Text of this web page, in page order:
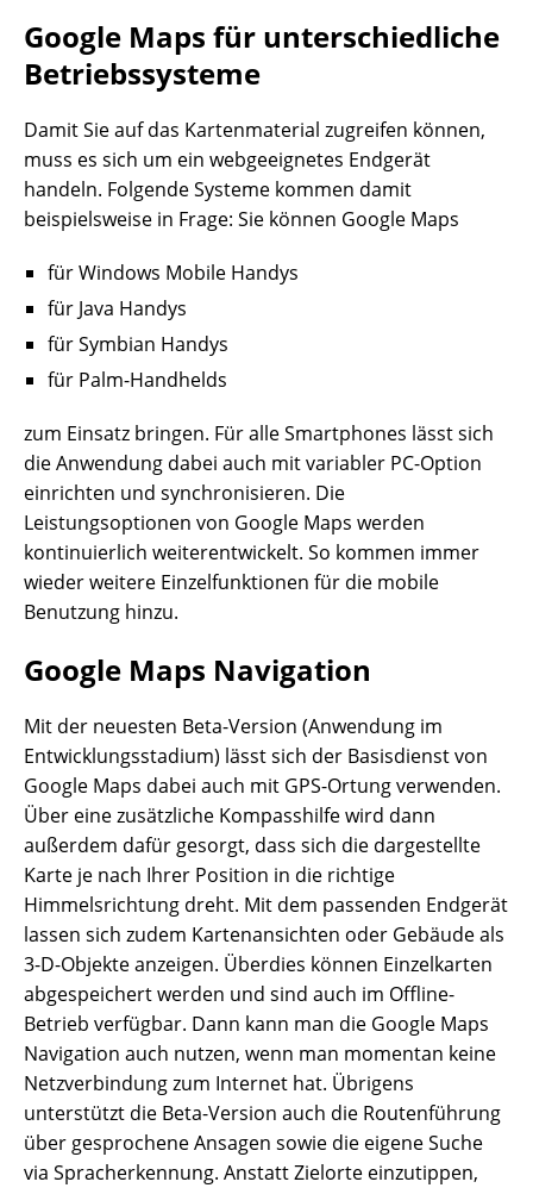
Google Maps für unterschiedliche
Betriebssysteme
Damit Sie auf das Kartenmaterial zugreifen können,
muss es sich um ein webgeeignetes Endgerät
handeln. Folgende Systeme kommen damit
beispielsweise in Frage: Sie können Google Maps
für Windows Mobile Handys
für Java Handys
für Symbian Handys
für Palm-Handhelds
zum Einsatz bringen. Für alle Smartphones lässt sich
die Anwendung dabei auch mit variabler PC-Option
einrichten und synchronisieren. Die
Leistungsoptionen von Google Maps werden
kontinuierlich weiterentwickelt. So kommen immer
wieder weitere Einzelfunktionen für die mobile
Benutzung hinzu.
Google Maps Navigation
Mit der neuesten Beta-Version (Anwendung im
Entwicklungsstadium) lässt sich der Basisdienst von
Google Maps dabei auch mit GPS-Ortung verwenden.
Über eine zusätzliche Kompasshilfe wird dann
außerdem dafür gesorgt, dass sich die dargestellte
Karte je nach Ihrer Position in die richtige
Himmelsrichtung dreht. Mit dem passenden Endgerät
lassen sich zudem Kartenansichten oder Gebäude als
3-D-Objekte anzeigen. Überdies können Einzelkarten
abgespeichert werden und sind auch im Offline-
Betrieb verfügbar. Dann kann man die Google Maps
Navigation auch nutzen, wenn man momentan keine
Netzverbindung zum Internet hat. Übrigens
unterstützt die Beta-Version auch die Routenführung
über gesprochene Ansagen sowie die eigene Suche
via Spracherkennung. Anstatt Zielorte einzutippen,